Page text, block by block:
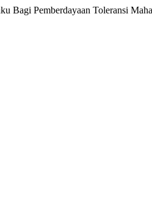
Bagi Pemberdayaan Toleransi